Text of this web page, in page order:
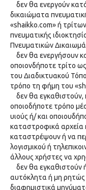
δεν θα ενεργούν
δικαιώματα
«shaikko.com» ή
πνευματικής
Πνευματικών
δεν θα ενεργήσουν
οποιονδήποτε τρίτο
του Διαδικτυακού
τρόπο τη φήμη του
δεν θα εγκαθιστούν,
οποιοδήποτε τρόπο
υιούς ή/ και
καταστροφικά αρχεία
καταστρέψουν ή να
λογισμικού ή
άλλους χρήστες να
δεν θα εγκαθιστούν
αυτόκλητα ή μη ρητώς
διαφημιστικά